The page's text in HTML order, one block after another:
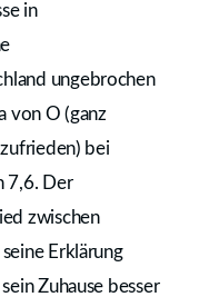
in
ungebrochen
von O (ganz
bei
7,6. Der
zwischen
Erklärung
Zuhause besser